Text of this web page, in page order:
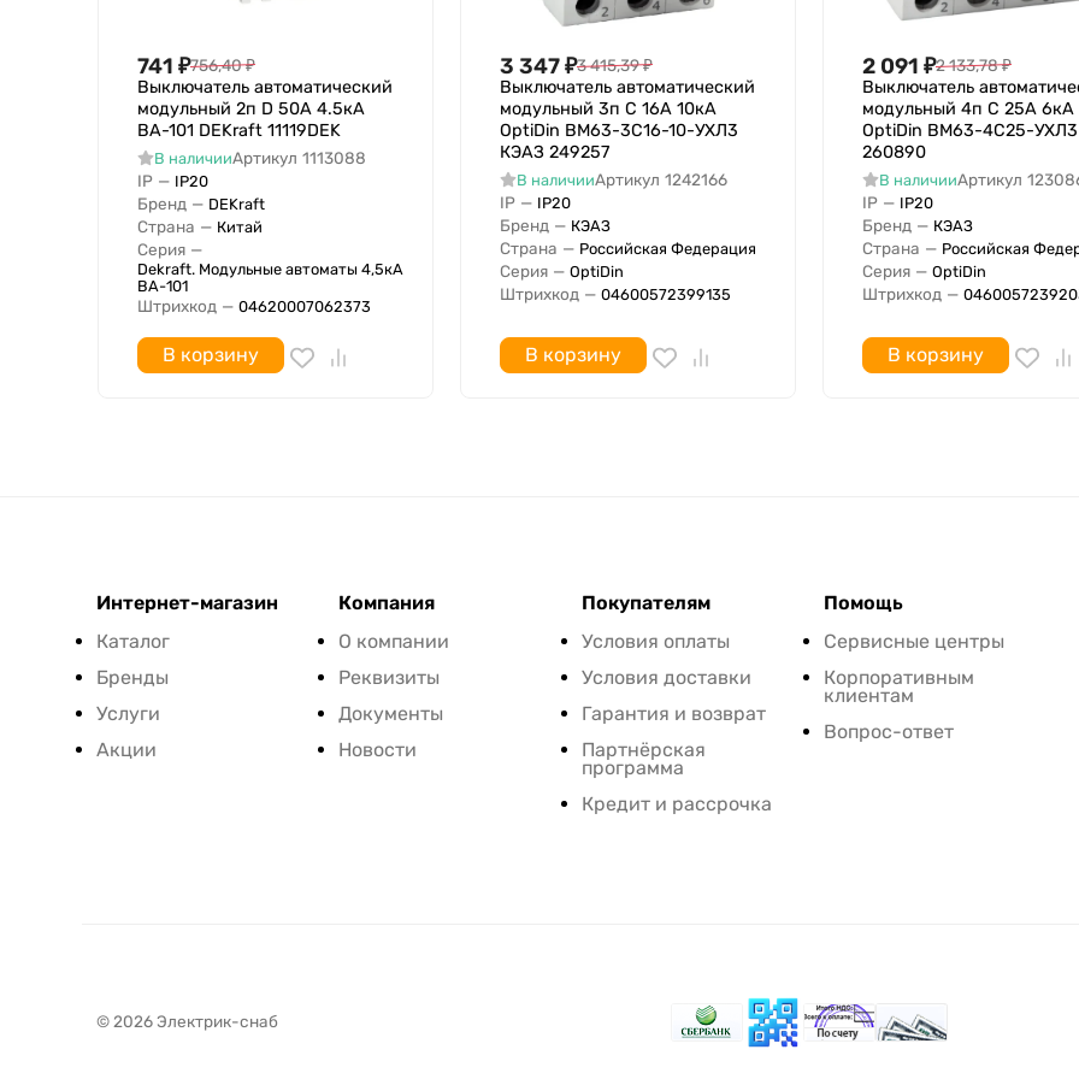
741 ₽756,40₽
Выключатель автоматический
модульный 2п D 50А 4.5кА
ВА-101 DEKraft 11119DEK
В наличииАртикул 1113088
IP — IP20
Бренд — DEKraft
Страна — Китай
Серия —
Dekraft. Модульные автоматы 4,5кА
ВА-101
Штрихкод — 04620007062373
В корзину
3 347₽3 415,39₽
Выключатель автоматический
модульный 3п C 16А 10кА
OptiDin BM63-3C16-10-УХЛ3
КЭАЗ 249257
В наличииАртикул 1242166
IP — IP20
Бренд — КЭАЗ
Страна — Российская Федерация
Серия — OptiDin
Штрихкод — 04600572399135
В корзину
2 091 ₽2 133,78₽
Выключатель
модульный 4п C 25А 6кА
OptiDin BM63-4C25-
260890
В наличииАртикул
IP — IP20
Бренд — КЭАЗ
Страна — Российская
Серия — OptiDin
Штрихкод —
В корзину
Интернет-магазин
Каталог
Бренды
Услуги
Акции
Компания
О компании
Реквизиты
Документы
Новости
Покупателям
Условия оплаты
Условия доставки
Гарантия и возврат
Партнёрская
программа
Кредит и рассрочка
Помощь
Сервисные центры
Корпоративным
клиентам
Вопрос-ответ
© 2026 Электрик-снаб